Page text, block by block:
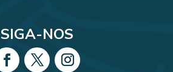
SIGA-NOS